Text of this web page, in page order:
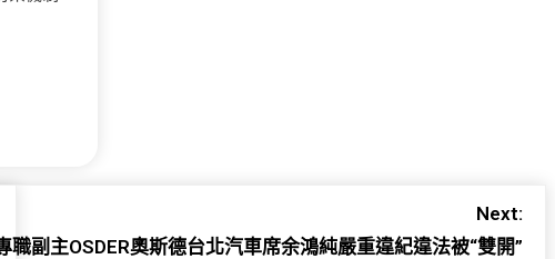
Next:
職副主OSDER奧斯德台北汽車席余鴻純嚴重違紀違法被“雙開”